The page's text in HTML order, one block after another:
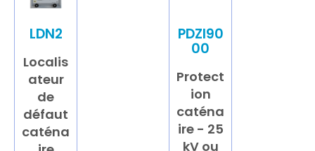
LDN2
Localis
ateur
de
défaut
caténa
PDZI90
00
Protect
ion
caténa
ire - 25
kV ou